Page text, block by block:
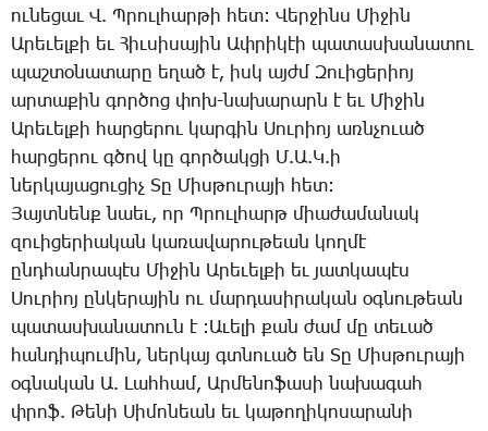
ու­նե­ցաւ Վ. Պ­րուլ­հար­թի հետ: ­Վեր­ջինս ­Մի­ջին
Ա­րե­ւել­քի եւ ­Հիւ­սի­սա­յին Ափ­րի­կէի պա­տաս­խա­նա­տու
պաշ­տօ­նա­տա­րը ե­ղած է, իսկ այժմ ­Զո­ւի­ցե­րիոյ
ար­տա­քին գոր­ծոց փոխ-նա­խա­րարն է եւ ­Մի­ջին
Ա­րե­ւել­քի հար­ցե­րու կար­գին ­Սու­րիոյ առն­չո­ւած
հար­ցե­րու գծով կը գոր­ծակ­ցի Մ.Ա.Կ.ի
ներ­կա­յա­ցու­ցիչ ­Տը ­Միս­թու­րա­յի հետ:
­Յայտ­նենք նաեւ, որ Պ­րուլ­հարթ միա­ժա­մա­նակ
զո­ւի­ցե­րիա­կան կա­ռա­վա­րու­թեան կող­մէ
ընդ­հան­րա­պէս ­Մի­ջին Ա­րե­ւել­քի եւ յատ­կա­պէս
­Սու­րիոյ ըն­կե­րա­յին ու մար­դա­սի­րա­կան օգ­նու­թեան
պա­տաս­խա­նա­տուն է :Ա­ւե­լի քան ժամ մը տե­ւած
հան­դի­պու­մին, ներ­կայ գտնո­ւած են ­Տը ­Միս­թու­րա­յի
օգ­նա­կան Ա. ­Լահ­համ, Ար­մե­նո­ֆա­սի նա­խա­գահ
փրոֆ. ­Թե­նի ­Սի­մո­նեան եւ կա­թո­ղի­կո­սա­րա­նի